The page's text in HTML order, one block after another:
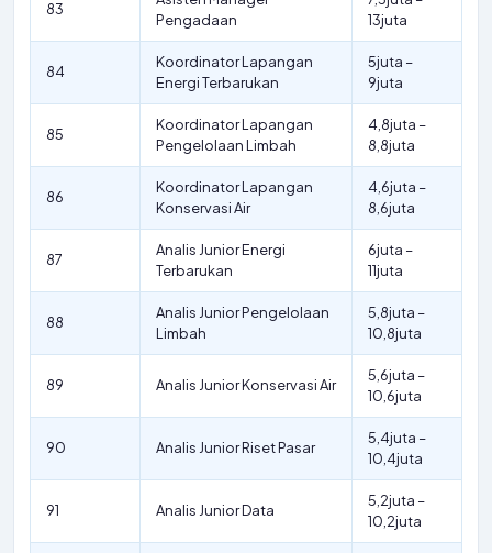
83
Pengadaan
13juta
84
Koordinator Lapangan
Energi Terbarukan
5juta –
9juta
85
Koordinator Lapangan
Pengelolaan Limbah
4,8juta –
8,8juta
86
Koordinator Lapangan
Konservasi Air
4,6juta –
8,6juta
87
Analis Junior Energi
Terbarukan
6juta –
11juta
88
Analis Junior Pengelolaan
Limbah
5,8juta –
10,8juta
89 Analis Junior Konservasi Air
5,6juta –
10,6juta
90 Analis Junior Riset Pasar
5,4juta –
10,4juta
91 Analis Junior Data
5,2juta –
10,2juta